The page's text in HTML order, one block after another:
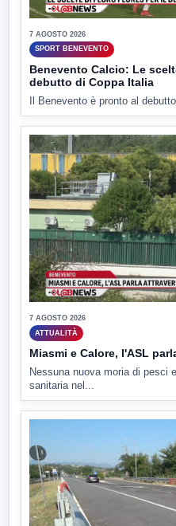
7 AGOSTO 2026
SPORT BENEVENTO
Benevento Calcio: Le
debutto di Coppa Italia
Il Benevento è pronto al
7 AGOSTO 2026
ATTUALITÀ
Miasmi e Calore, l'ASL
Nessuna nuova moria di pesci
sanitaria nel...